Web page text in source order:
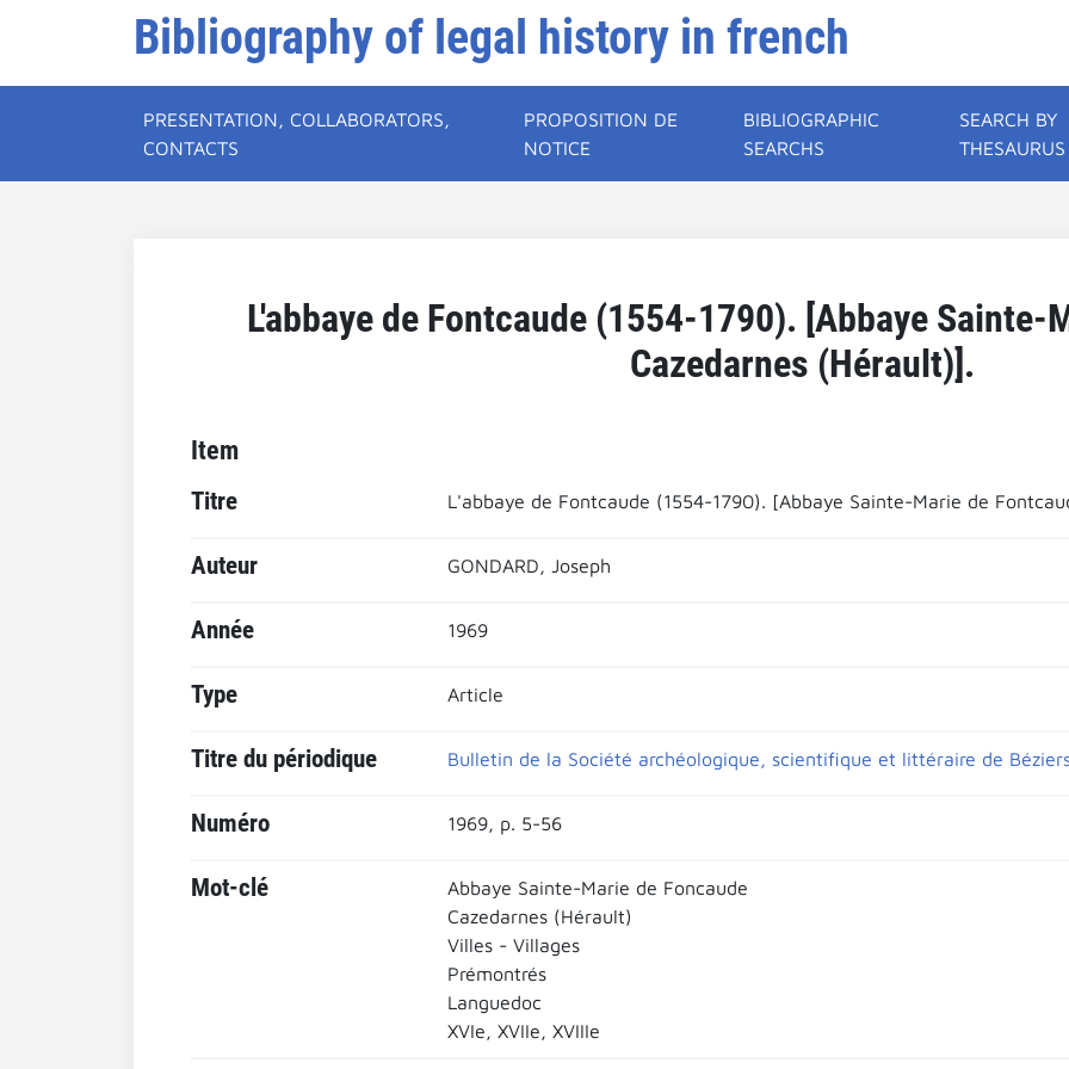
Bibliography of legal history in french
PRESENTATION, COLLABORATORS,
CONTACTS
PROPOSITION DE
NOTICE
BIBLIOGRAPHIC
SEARCHS
SEARCH BY
THESAURUS
L'abbaye de Fontcaude (1554-1790). [Abbaye Sainte-
Cazedarnes (Hérault)].
Item
Titre L'abbaye de Fontcaude (1554-1790). [Abbaye Sainte-Marie de
Auteur GONDARD, Joseph
Année 1969
Type Article
Titre du périodique Bulletin de la Société archéologique, scientifique et littéraire de
Numéro 1969, p. 5-56
Mot-clé
Abbaye Sainte-Marie de Foncaude
Cazedarnes (Hérault)
Villes - Villages
Prémontrés
Languedoc
XVIe, XVIIe, XVIIIe